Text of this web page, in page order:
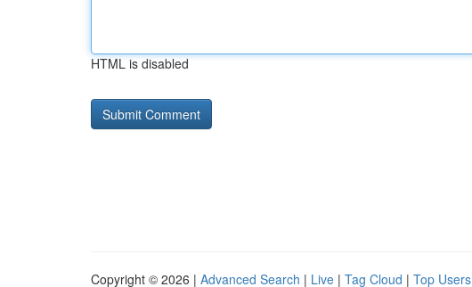
HTML is disabled
Copyright © 2026 | Advanced Search | Live | Tag Cloud | Top Users